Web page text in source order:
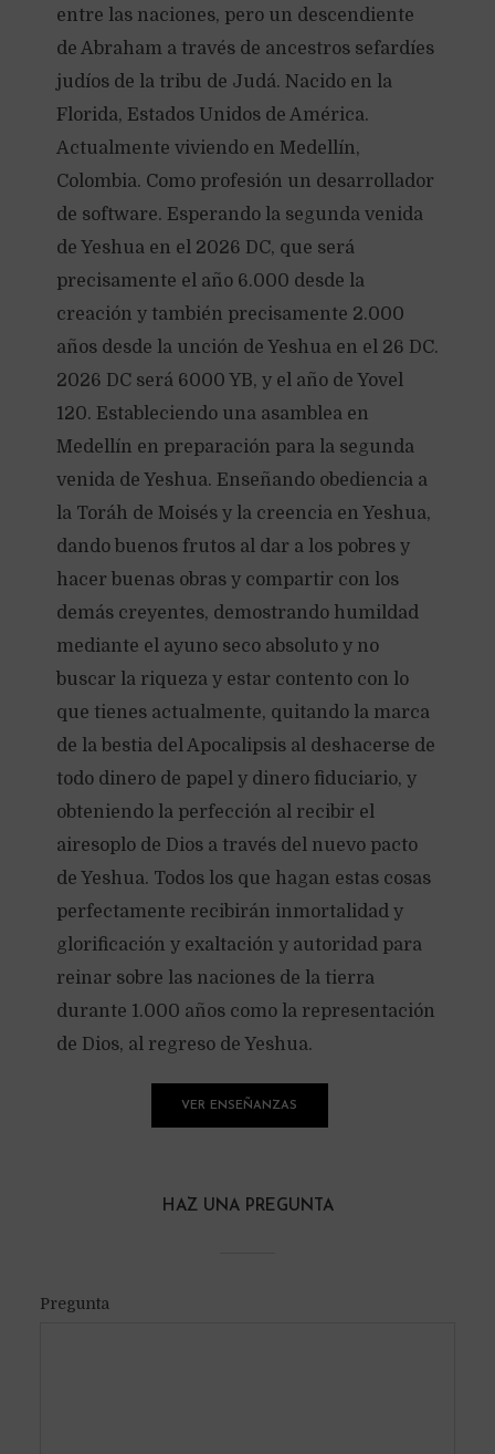
entre las naciones, pero un descendiente
de Abraham a través de ancestros sefardíes
judíos de la tribu de Judá. Nacido en la
Florida, Estados Unidos de América.
Actualmente viviendo en Medellín,
Colombia. Como profesión un desarrollador
de software. Esperando la segunda venida
de Yeshua en el 2026 DC, que será
precisamente el año 6.000 desde la
creación y también precisamente 2.000
años desde la unción de Yeshua en el 26 DC.
2026 DC será 6000 YB, y el año de Yovel
120. Estableciendo una asamblea en
Medellín en preparación para la segunda
venida de Yeshua. Enseñando obediencia a
la Toráh de Moisés y la creencia en Yeshua,
dando buenos frutos al dar a los pobres y
hacer buenas obras y compartir con los
demás creyentes, demostrando humildad
mediante el ayuno seco absoluto y no
buscar la riqueza y estar contento con lo
que tienes actualmente, quitando la marca
de la bestia del Apocalipsis al deshacerse de
todo dinero de papel y dinero fiduciario, y
obteniendo la perfección al recibir el
airesoplo de Dios a través del nuevo pacto
de Yeshua. Todos los que hagan estas cosas
perfectamente recibirán inmortalidad y
glorificación y exaltación y autoridad para
reinar sobre las naciones de la tierra
durante 1.000 años como la representación
de Dios, al regreso de Yeshua.
VER ENSEÑANZAS
HAZ UNA PREGUNTA
Pregunta